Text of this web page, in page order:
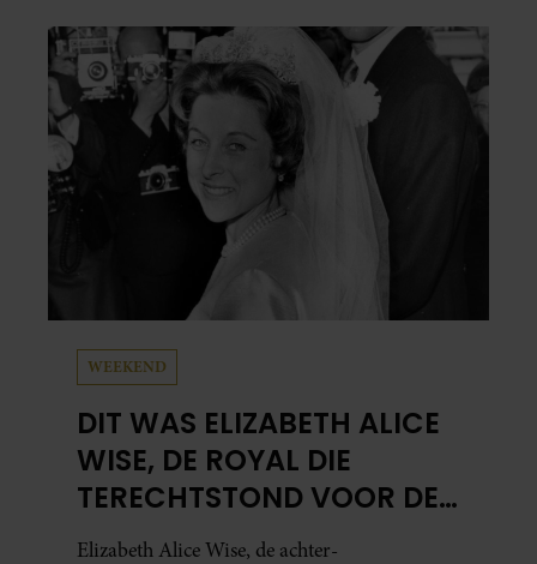
staan. Haar zoontje was namelijk…
WEEKEND
DIT WAS ELIZABETH ALICE
WISE, DE ROYAL DIE
TERECHTSTOND VOOR DE
DOOD VAN HAAR BABY
Elizabeth Alice Wise, de achter-